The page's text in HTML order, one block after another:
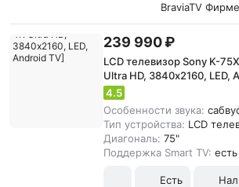
BraviaTV
239 990 ₽
LCD телевизор Sony K-
Ultra HD, 3840х2160, LED,
4.5
Особенности звука:
Тип устройства: LCD
Диагональ: 75"
Поддержка Smart TV: есть
Есть